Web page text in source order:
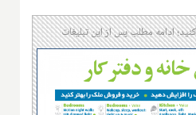
ادامه مطلب پس از این تبلیغات